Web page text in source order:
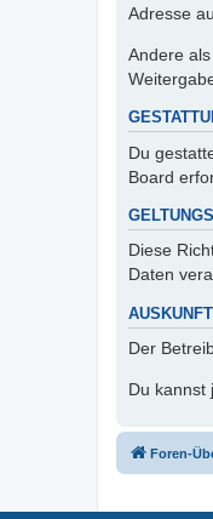
Adresse
Andere
Du
Board
Diese
Daten
Der
Du kannst
Foren-